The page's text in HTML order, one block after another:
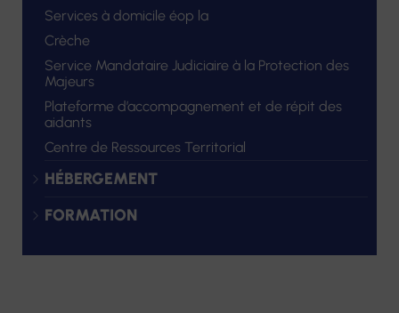
Services à domicile éop la
Crèche
Service Mandataire Judiciaire à la Protection des
Majeurs
Plateforme d’accompagnement et de répit des
aidants
Centre de Ressources Territorial
HÉBERGEMENT
FORMATION